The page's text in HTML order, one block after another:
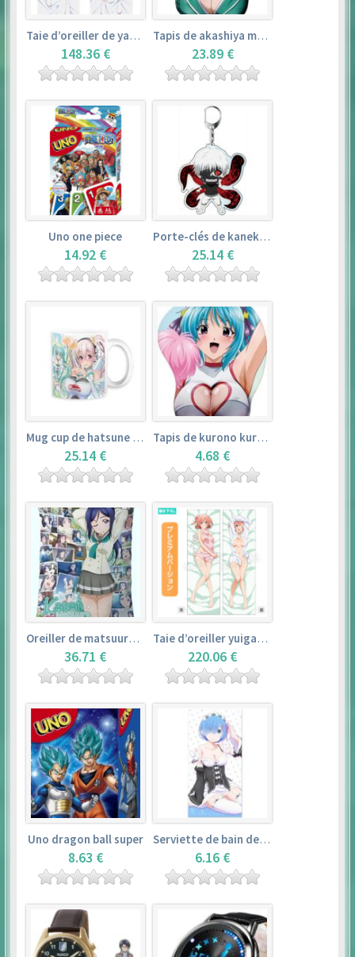
Taie d’oreiller de yamada elf – eromanga sensei
148.36 €
Tapis de akashiya moka – rosario + vampire
23.89 €
Uno one piece
14.92 €
Porte-clés de kaneki ken – tokyo ghoul
25.14 €
Mug cup de hatsune miku & super sonico – vocaloid
25.14 €
Tapis de kurono kurumu – rosario + vampire
4.68 €
Oreiller de matsuura kanan (35cm×53cm) – love live! sunshine!!
36.71 €
Taie d’oreiller yuigahama yui (50cm×150cm) – yahari ore no seishun love comedy wa machigatteiru. zoku
220.06 €
Uno dragon ball super
8.63 €
Serviette de bain de rem (120×60cm) – re:zero kara hajimeru isekai seikatsu
6.16 €